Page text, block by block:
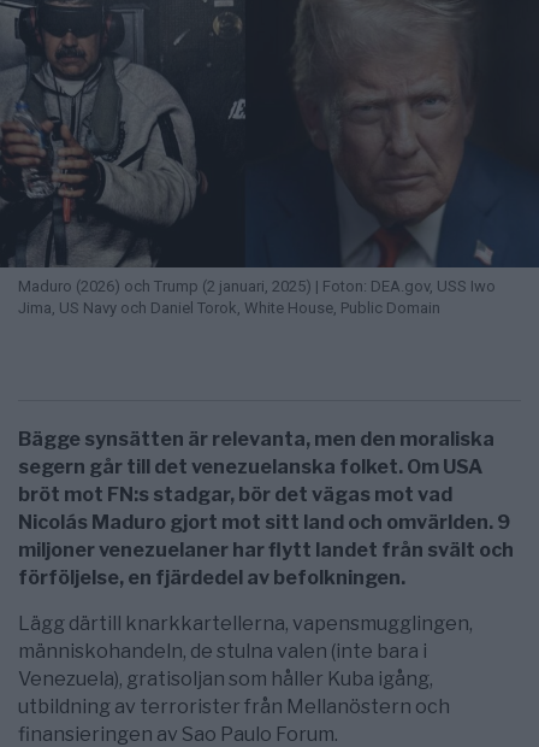
Maduro (2026) och Trump (2 januari, 2025) | Foton: DEA.gov, USS Iwo
Jima, US Navy och Daniel Torok, White House, Public Domain
Bägge synsätten är relevanta, men den moraliska
segern går till det venezuelanska folket. Om USA
bröt mot FN:s stadgar, bör det vägas mot vad
Nicolás Maduro gjort mot sitt land och omvärlden. 9
miljoner venezuelaner har flytt landet från svält och
förföljelse, en fjärdedel av befolkningen.
Lägg därtill knarkkartellerna, vapensmugglingen,
människohandeln, de stulna valen (inte bara i
Venezuela), gratisoljan som håller Kuba igång,
utbildning av terrorister från Mellanöstern och
finansieringen av Sao Paulo Forum.